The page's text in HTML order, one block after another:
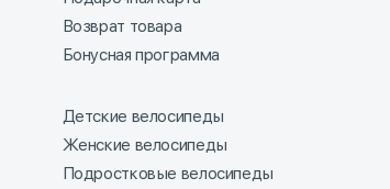
Возврат товара
Бонусная программа
Детские велосипеды
Женские велосипеды
Подростковые велосипеды